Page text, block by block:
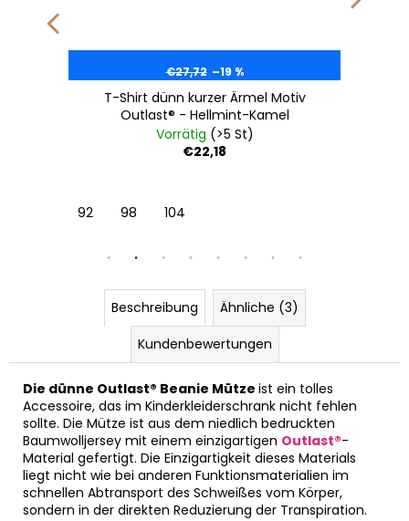
5 | 49-53 cm
€27,72 –19 %
T-Shirt dünn kurzer Ärmel Motiv
Outlast® - Hellmint-Kamel
Vorrätig (>5 St)
€22,18
92 98 104
Beschreibung
Ähnliche (3)
Kundenbewertungen
Die dünne Outlast® Beanie Mütze ist ein tolles
Accessoire, das im Kinderkleiderschrank nicht fehlen
sollte. Die Mütze ist aus dem niedlich bedruckten
Baumwolljersey mit einem einzigartigen Outlast®-
Material gefertigt. Die Einzigartigkeit dieses Materials
liegt nicht wie bei anderen Funktionsmaterialien im
schnellen Abtransport des Schweißes vom Körper,
sondern in der direkten Reduzierung der Transpiration.